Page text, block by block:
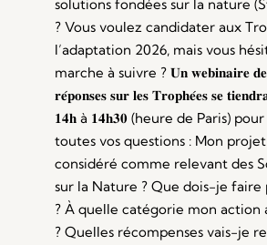
solutions fondées sur la nature
? Vous voulez candidater aux
l’adaptation 2026, mais vous
marche à suivre ? 𝐔𝐧 𝐰𝐞𝐛𝐢𝐧𝐚𝐢𝐫𝐞 𝐝𝐞
𝐫𝐞́𝐩𝐨𝐧𝐬𝐞𝐬 𝐬𝐮𝐫 𝐥𝐞𝐬 𝐓𝐫𝐨𝐩𝐡𝐞́𝐞𝐬 𝐬𝐞
𝟏𝟒𝐡 à 𝟏𝟒𝐡𝟑𝟎 (heure de Paris)
toutes vos questions : Mon
considéré comme relevant des
sur la Nature ? Que dois-je
? À quelle catégorie mon
? Quelles récompenses vais-je